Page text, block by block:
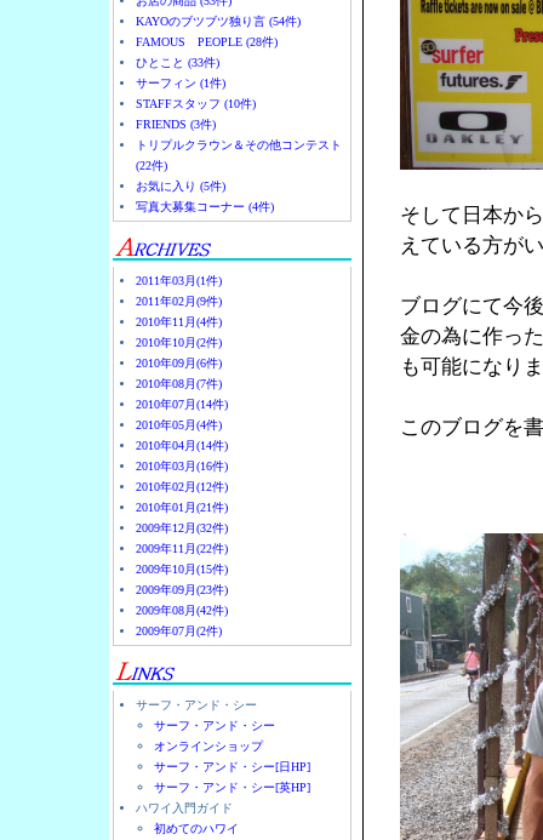
KAYOのブツブツ独り言 (54件)
FAMOUS PEOPLE (28件)
ひとこと (33件)
サーフィン (1件)
STAFFスタッフ (10件)
FRIENDS (3件)
トリプルクラウン＆その他コンテスト
(22件)
お気に入り (5件)
写真大募集コーナー (4件)
2011年03月(1件)
2011年02月(9件)
2010年11月(4件)
2010年10月(2件)
2010年09月(6件)
2010年08月(7件)
2010年07月(14件)
2010年05月(4件)
2010年04月(14件)
2010年03月(16件)
2010年02月(12件)
2010年01月(21件)
2009年12月(32件)
2009年11月(22件)
2009年10月(15件)
2009年09月(23件)
2009年08月(42件)
2009年07月(2件)
サーフ・アンド・シー
サーフ・アンド・シー
オンラインショップ
サーフ・アンド・シー[日HP]
サーフ・アンド・シー[英HP]
ハワイ入門ガイド
初めてのハワイ
そして日本か
えている方が
ブログにて今
金の為に作っ
も可能になり
このブログを